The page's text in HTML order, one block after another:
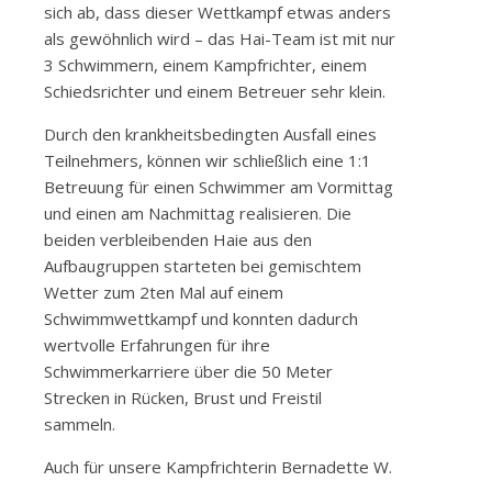
sich ab, dass dieser Wettkampf etwas anders
als gewöhnlich wird – das Hai-Team ist mit nur
3 Schwimmern, einem Kampfrichter, einem
Schiedsrichter und einem Betreuer sehr klein.
Durch den krankheitsbedingten Ausfall eines
Teilnehmers, können wir schließlich eine 1:1
Betreuung für einen Schwimmer am Vormittag
und einen am Nachmittag realisieren. Die
beiden verbleibenden Haie aus den
Aufbaugruppen starteten bei gemischtem
Wetter zum 2ten Mal auf einem
Schwimmwettkampf und konnten dadurch
wertvolle Erfahrungen für ihre
Schwimmerkarriere über die 50 Meter
Strecken in Rücken, Brust und Freistil
sammeln.
Auch für unsere Kampfrichterin Bernadette W.